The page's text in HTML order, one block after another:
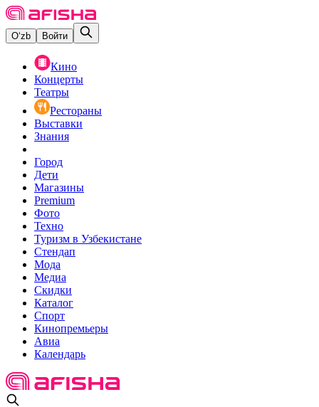
O‘zb Войти
Кино
Концерты
Театры
Рестораны
Выставки
Знания
Город
Дети
Магазины
Premium
Фото
Техно
Туризм в Узбекистане
Стендап
Мода
Медиа
Скидки
Каталог
Спорт
Кинопремьеры
Авиа
Календарь